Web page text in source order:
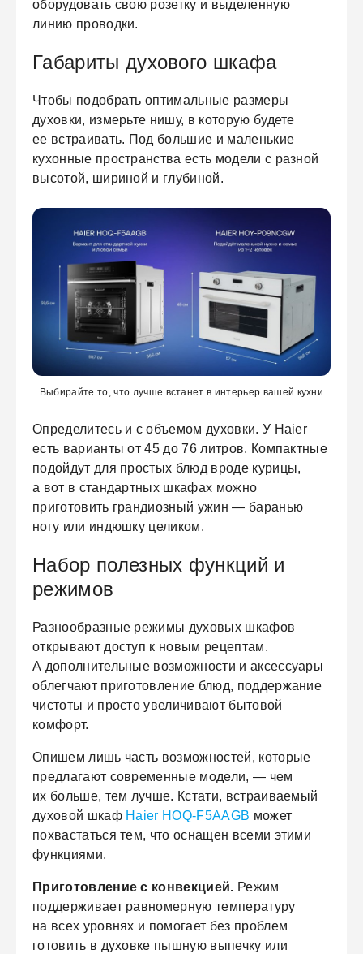
оборудовать свою розетку и выделенную
линию проводки.
Габариты духового шкафа
Чтобы подобрать оптимальные размеры
духовки, измерьте нишу, в которую будете
ее встраивать. Под большие и маленькие
кухонные пространства есть модели с разной
высотой, шириной и глубиной.
Выбирайте то, что лучше встанет в интерьер вашей кухни
Определитесь и с объемом духовки. У Haier
есть варианты от 45 до 76 литров. Компактные
подойдут для простых блюд вроде курицы,
а вот в стандартных шкафах можно
приготовить грандиозный ужин — баранью
ногу или индюшку целиком.
Набор полезных функций и
режимов
Разнообразные режимы духовых шкафов
открывают доступ к новым рецептам.
А дополнительные возможности и аксессуары
облегчают приготовление блюд, поддержание
чистоты и просто увеличивают бытовой
комфорт.
Опишем лишь часть возможностей, которые
предлагают современные модели, — чем
их больше, тем лучше. Кстати, встраиваемый
духовой шкаф Haier HOQ-F5AAGB может
похвастаться тем, что оснащен всеми этими
функциями.
Приготовление с конвекцией. Режим
поддерживает равномерную температуру
на всех уровнях и помогает без проблем
готовить в духовке пышную выпечку или